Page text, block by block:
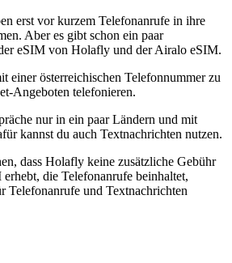
erst vor kurzem Telefonanrufe in ihre
Aber es gibt schon ein paar
eSIM von Holafly und der Airalo eSIM.
einer österreichischen Telefonnummer zu
Angeboten telefonieren.
nur in ein paar Ländern und mit
kannst du auch Textnachrichten nutzen.
dass Holafly keine zusätzliche Gebühr
die Telefonanrufe beinhaltet,
Telefonanrufe und Textnachrichten